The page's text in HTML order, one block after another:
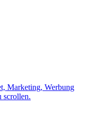
Marketing, Werbung
scrollen.